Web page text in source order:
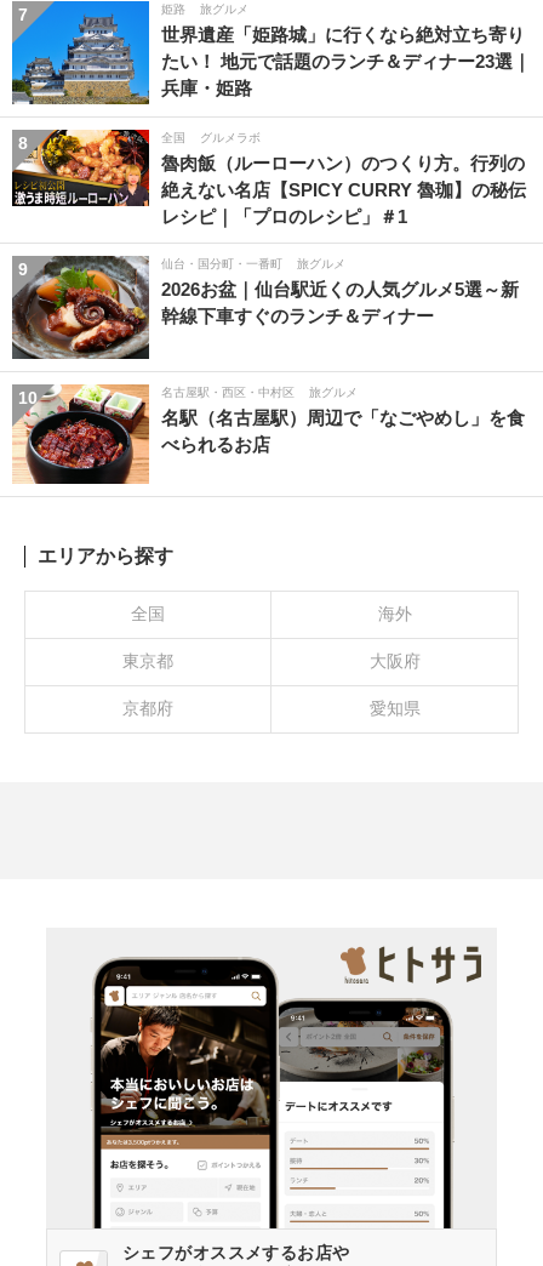
7 姫路 旅グルメ
世界遺産「姫路城」に行くなら絶対立ち寄り
たい！ 地元で話題のランチ＆ディナー23選｜
兵庫・姫路
8 全国 グルメラボ
魯肉飯（ルーローハン）のつくり方。行列の
絶えない名店【SPICY CURRY 魯珈】の秘伝
レシピ｜「プロのレシピ」＃1
9 仙台・国分町・一番町 旅グルメ
2026お盆｜仙台駅近くの人気グルメ5選～新
幹線下車すぐのランチ＆ディナー
10 名古屋駅・西区・中村区 旅グルメ
名駅（名古屋駅）周辺で「なごやめし」を食
べられるお店
エリアから探す
全国 海外
東京都 大阪府
京都府 愛知県
シェフがオススメするお店や